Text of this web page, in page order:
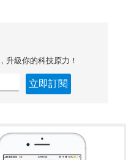
升級你的科技原力！
立即訂閱